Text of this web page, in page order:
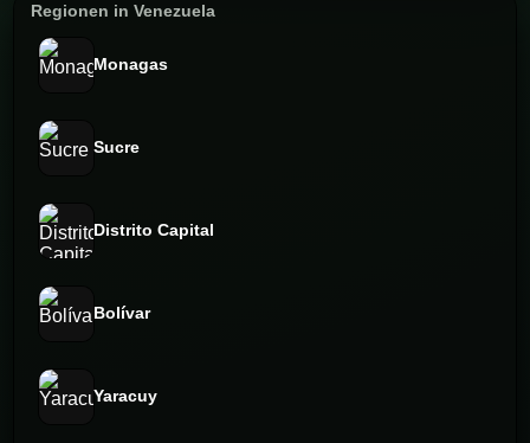
Regionen in Venezuela
Monagas
Sucre
Distrito Capital
Bolívar
Yaracuy